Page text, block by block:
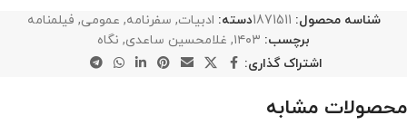
شناسه محصول: 1871511دسته: ادبیات, سفرنامه, عمومی, فیلمنامه
برچسب: ۱۴۰۳, غلامحسین ساعدی, نگاه
اشتراک گذاری:
محصولات مشابه